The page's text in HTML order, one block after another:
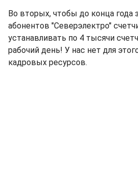
Во вторых, чтобы до конца года
абонентов "Северэлектро"
устанавливать по 4 тысячи
рабочий день! У нас нет для
кадровых ресурсов.